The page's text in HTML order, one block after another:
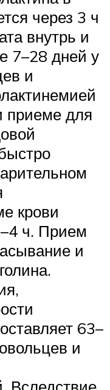
через 3 ч
внутрь и
7–28 дней у
и
приеме для
крови
ч. Прием
и
63–
и